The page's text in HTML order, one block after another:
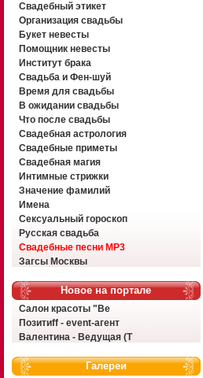
Свадебный этикет
Организация свадьбы
Букет невесты
Помощник невесты
Институт брака
Свадьба и Фен-шуй
Время для свадьбы
В ожидании свадьбы
Что после свадьбы
Свадебная астрология
Свадебные приметы
Свадебная магия
Интимные стрижки
Значение фамилий
Имена
Сексуальный гороскоп
Русская свадьба
Свадебные песни MP3
Загсы Москвы
Новое на портале
Салон красоты "Ве
Позитиff - event-агент
Валентина - Ведущая (Т
Галереи